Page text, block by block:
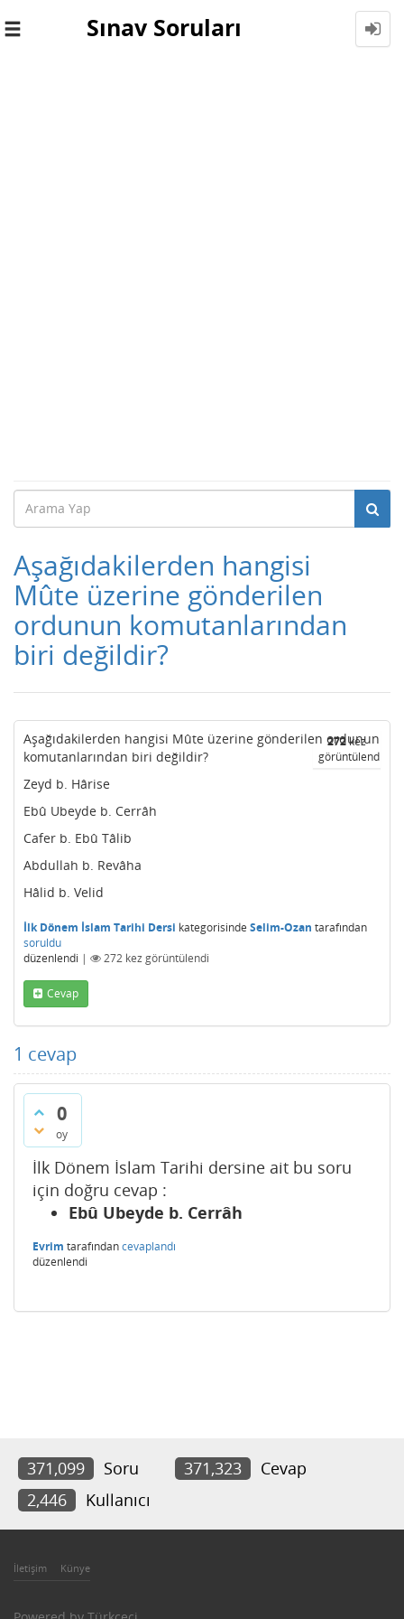
Toggle
Sınav Soruları
Aşağıdakilerden hangisi
Mûte üzerine gönderilen
ordunun komutanlarından
biri değildir?
272kez
görüntülendi
Aşağıdakilerden hangisi Mûte üzerine gönderilen ordunun
komutanlarından biri değildir?
Zeyd b. Hârise
Ebû Ubeyde b. Cerrâh
Cafer b. Ebû Tâlib
Abdullah b. Revâha
Hâlid b. Velid
İlk Dönem İslam Tarihi Dersi kategorisinde Selim-Ozan tarafından
soruldu
düzenlendi | 272 kez görüntülendi
Cevap
1 cevap
0
oy
İlk Dönem İslam Tarihi dersine ait bu soru
için doğru cevap :
Ebû Ubeyde b. Cerrâh
Evrim tarafındancevaplandı
düzenlendi
371,099 Soru 371,323
Cevap
2,446
Kullanıcı
İletişim Künye